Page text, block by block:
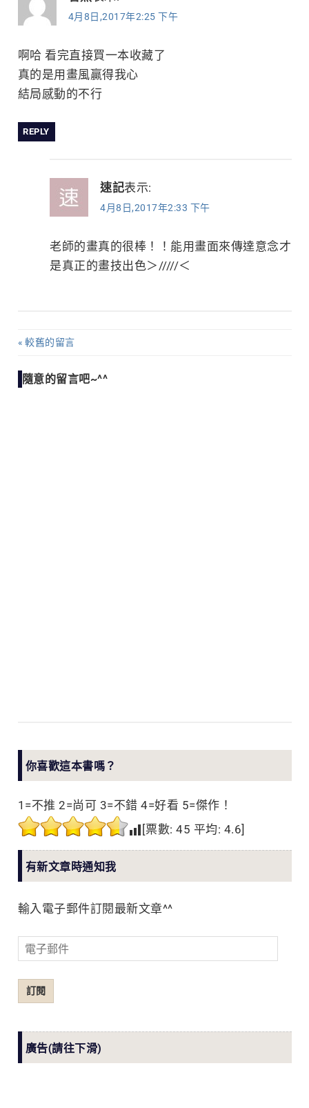
4月8日,2017年2:25 下午
啊哈 看完直接買一本收藏了
真的是用畫風贏得我心
結局感動的不行
REPLY
速記表示:
4月8日,2017年2:33 下午
老師的畫真的很棒！！能用畫面來傳達意念才
是真正的畫技出色＞/////＜
留
言
較舊的留言
隨意的留言吧~^^
你喜歡這本書嗎？
1=不推 2=尚可 3=不錯 4=好看 5=傑作！
[票數: 45 平均: 4.6]
有新文章時通知我
輸入電子郵件訂閱最新文章^^
電
子
郵
件
訂閱
廣告(請往下滑)